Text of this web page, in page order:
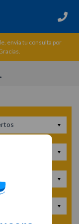
envia tu consulta por